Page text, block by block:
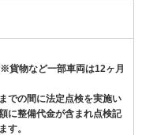
貨物など一部車両は12ヶ月
での間に法定点検を実施い
に整備代金が含まれ点検記
す。